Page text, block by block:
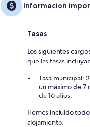
Información
Tasas
Los siguientes
que las tasas
Tasa municipal:
un máximo de 7
de 16 años.
Hemos incluido
alojamiento.